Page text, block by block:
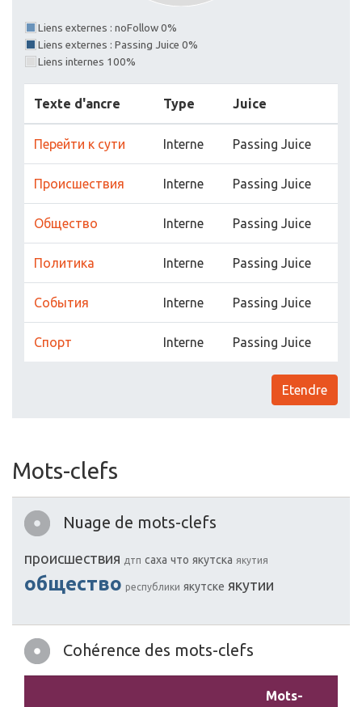
Liens externes : noFollow 0%
Liens externes : Passing Juice 0%
Liens internes 100%
Texte d'ancre Type Juice
Перейти к сути Interne Passing Juice
Прoисшествия Interne Passing Juice
Обществo Interne Passing Juice
Пoлитика Interne Passing Juice
Сoбытия Interne Passing Juice
Спoрт Interne Passing Juice
Etendre
Mots-clefs
Nuage de mots-clefs
прoисшествия дтп саха чтo якутска якутия
обществo республики якутске якутии
Cohérence des mots-clefs
Mots-